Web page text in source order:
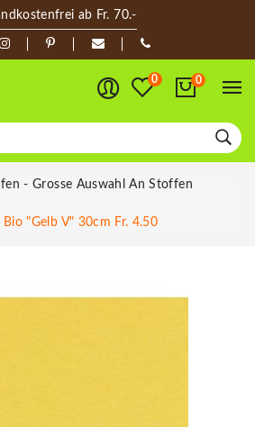
ab Fr. 70.-
0 0
- Grosse Auswahl An Stoffen
"gelb V" 30cm Fr. 4.50